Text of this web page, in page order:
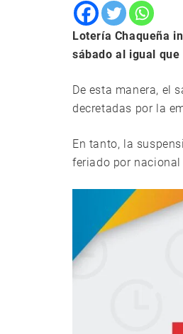
Lotería Chaqueña
sábado al igual
De esta manera, el
decretadas por la
En tanto, la
feriado por